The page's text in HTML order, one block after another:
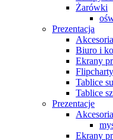
Żarówki
Prezentacja
Akcesoria
Biuro i
Ekrany
Flipcharty
Tablice
Tablice
Prezentacje
Ekrany